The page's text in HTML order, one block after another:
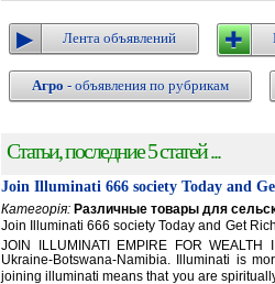
Лента объявлений
Агро - объявления по рубрикам
Статьи, последние 5 статей ...
Join Illuminati 666 society Today and
Категорія: Различные товары для
Join Illuminati 666 society Today and Get
JOIN ILLUMINATI EMPIRE FOR WEALTH
Ukraine-Botswana-Namibia. Illuminati is
joining illuminati means that you are